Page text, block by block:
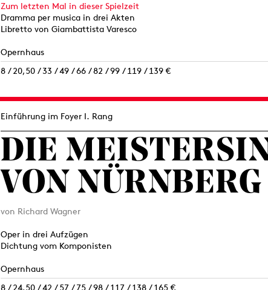
Zum letzten Mal in dieser Spielzeit
Dramma per musica in drei Akten
Libretto von Giambattista Varesco
Opernhaus
8 / 20,50 / 33 / 49 / 66 / 82 / 99 / 119 / 139 €
Einführung im Foyer I. Rang
DIE
VON NÜRNBERG
von Richard Wagner
Oper in drei Aufzügen
Dichtung vom Komponisten
Opernhaus